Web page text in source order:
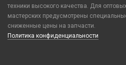
техники высокого качества. Для
мастерских предусмотрены
сниженные цены на запчасти.
Политика конфиденциальности